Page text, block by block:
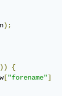
);
))
{
["forename"]